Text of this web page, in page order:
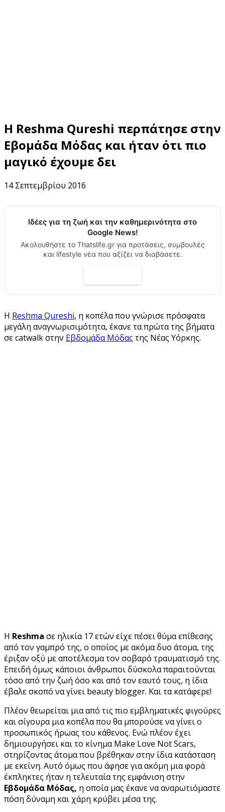
Η Reshma Qureshi περπάτησε στην
Εβομάδα Μόδας και ήταν ότι πιο
μαγικό έχουμε δει
14 Σεπτεμβρίου 2016
Ιδέες για τη ζωή και την καθημερινότητα στο
Google News!
Ακολουθήστε το Thatslife.gr για προτάσεις, συμβουλές
και lifestyle νέα που αξίζει να διαβάσετε.
Η Reshma Qureshi, η κοπέλα που γνώρισε πρόσφατα
μεγάλη αναγνωρισιμότητα, έκανε τα πρώτα της βήματα
σε catwalk στην Εβδομάδα Μόδας της Νέας Υόρκης.
Η Reshma σε ηλικία 17 ετών είχε πέσει θύμα επίθεσης
από τον γαμπρό της, ο οποίος με ακόμα δυο άτομα, της
έριξαν οξύ με αποτέλεσμα τον σοβαρό τραυματισμό της.
Επειδή όμως κάποιοι άνθρωποι δύσκολα παραιτούνται
τόσο από την ζωή όσο και από τον εαυτό τους, η ίδια
έβαλε σκοπό να γίνει beauty blogger. Και τα κατάφερε!
Πλέον θεωρείται μια από τις πιο εμβληματικές φιγούρες
και σίγουρα μια κοπέλα που θα μπορούσε να γίνει ο
προσωπικός ήρωας του κάθενος. Ενώ πλέον έχει
δημιουργήσει και το κίνημα Make Love Not Scars,
στηρίζοντας άτομα που βρέθηκαν στην ίδια κατάσταση
με εκείνη. Αυτό όμως που άφησε για ακόμη μια φορά
έκπληκτες ήταν η τελευταία της εμφάνιση στην
Εβδομάδα Μόδας, η οποία μας έκανε να αναρωτιόμαστε
πόση δύναμη και χάρη κρύβει μέσα της.